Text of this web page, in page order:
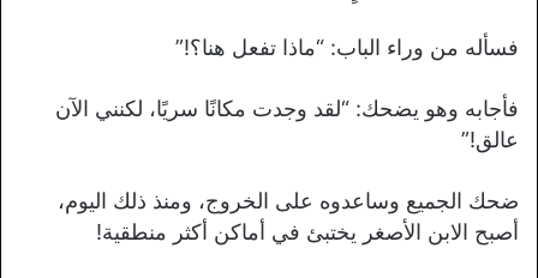
فسأله من وراء الباب: “ماذا تفعل هنا؟!”
فأجابه وهو يضحك: “لقد وجدت مكانًا سريًا، لكنني الآن
عالق!”
ضحك الجميع وساعدوه على الخروج، ومنذ ذلك اليوم،
أصبح الابن الأصغر يختبئ في أماكن أكثر منطقية!